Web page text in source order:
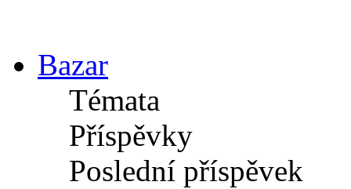
Bazar
Témata
Příspěvky
Poslední příspěvek